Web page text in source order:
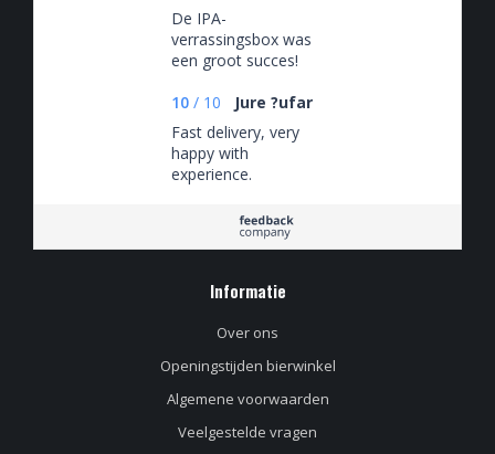
De IPA-
verrassingsbox was
een groot succes!
waarde van het
pakket kunt kiezen :)
10 / 10
Jure ?ufar
Fast delivery, very
happy with
experience.
Informatie
Over ons
Openingstijden bierwinkel
Algemene voorwaarden
Veelgestelde vragen